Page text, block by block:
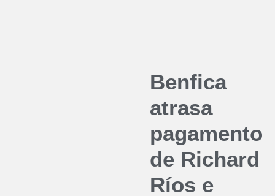
Benfica
atrasa
pagamento
de Richard
Ríos e